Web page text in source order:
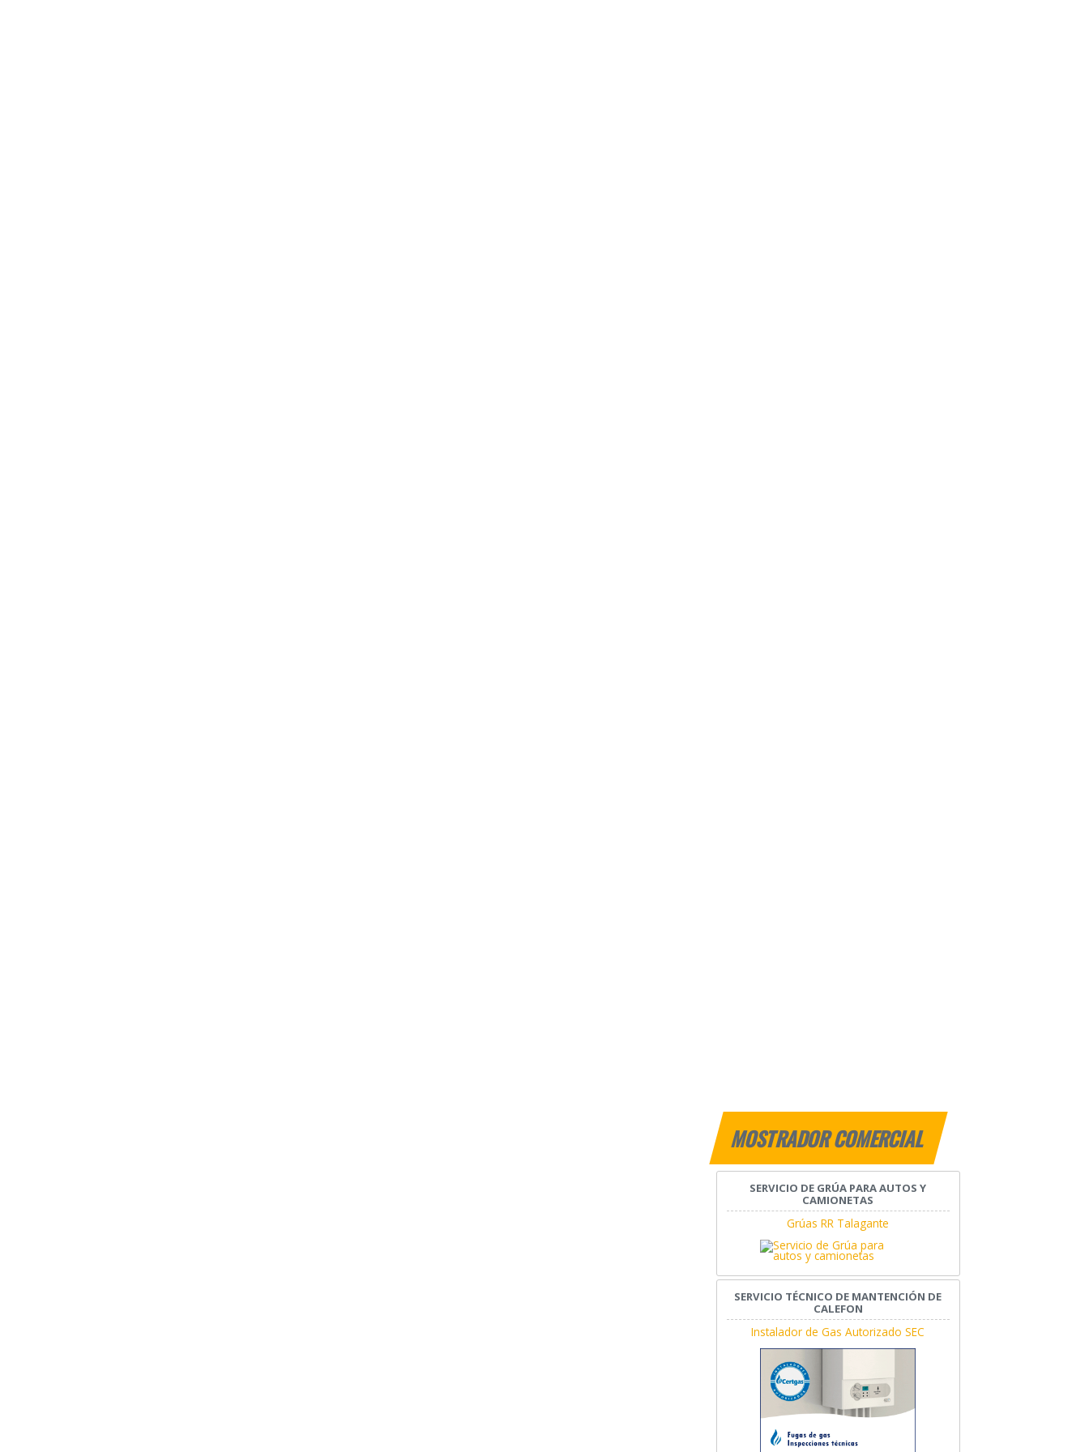
MOSTRADOR COMERCIAL
SERVICIO DE GRÚA PARA AUTOS Y
CAMIONETAS
Grúas RR Talagante
SERVICIO TÉCNICO DE MANTENCIÓN DE
CALEFON
Instalador de Gas Autorizado SEC